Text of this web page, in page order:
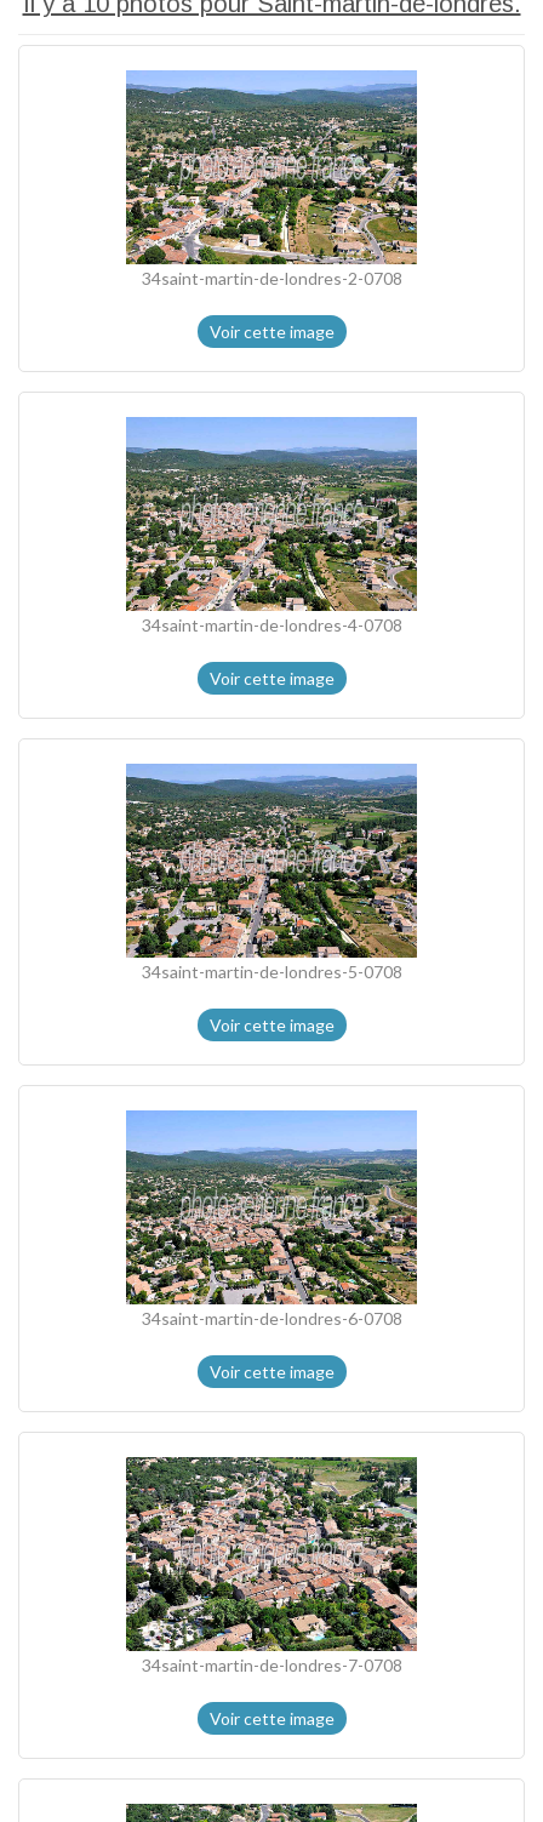
34saint-martin-de-londres-2-0708
Voir cette image
34saint-martin-de-londres-4-0708
Voir cette image
34saint-martin-de-londres-5-0708
Voir cette image
34saint-martin-de-londres-6-0708
Voir cette image
34saint-martin-de-londres-7-0708
Voir cette image